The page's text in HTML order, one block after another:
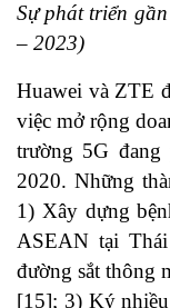
Sự phát triển
– 2023)
Huawei và ZTE
việc mở rộng
trường 5G đang
2020. Những
1) Xây dựng
ASEAN tại
đường sắt thông
[15]; 3) Ký